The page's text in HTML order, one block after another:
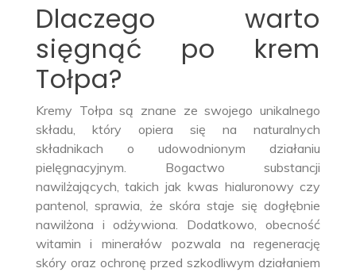
Dlaczego warto
sięgnąć po krem
Tołpa?
Kremy Tołpa są znane ze swojego unikalnego
składu, który opiera się na naturalnych
składnikach o udowodnionym działaniu
pielęgnacyjnym. Bogactwo substancji
nawilżających, takich jak kwas hialuronowy czy
pantenol, sprawia, że skóra staje się dogłębnie
nawilżona i odżywiona. Dodatkowo, obecność
witamin i minerałów pozwala na regenerację
skóry oraz ochronę przed szkodliwym działaniem